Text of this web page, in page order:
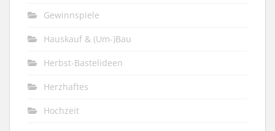
Gewinnspiele
Hauskauf & (Um-)Bau
Herbst-Bastelideen
Herzhaftes
Hochzeit